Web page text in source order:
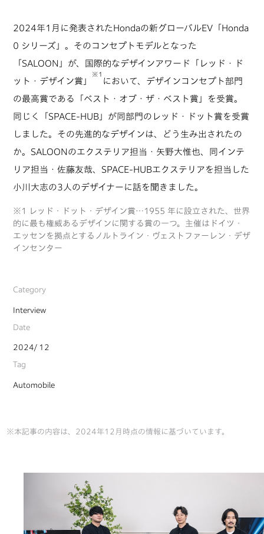
Category
Interview
Date
2024/ 12
Tag
Automobile
2024年1月に発表されたHondaの新グローバルEV「Honda
0 シリーズ」。そのコンセプトモデルとなった
「SALOON」が、国際的なデザインアワード「レッド・ド
ット・デザイン賞」
※1
において、デザインコンセプト部門
の最高賞である「ベスト・オブ・ザ・ベスト賞」を受賞。
同じく「SPACE-HUB」が同部門のレッド・ドット賞を受賞
しました。その先進的なデザインは、どう生み出されたの
か。SALOONのエクステリア担当・矢野大惟也、同インテ
リア担当・佐藤友哉、SPACE-HUBエクステリアを担当した
小川大志の3人のデザイナーに話を聞きました。
※1 レッド・ドット・デザイン賞…1955 年に設立された、世界
的に最も権威あるデザインに関する賞の一つ。主催はドイツ・
エッセンを拠点とするノルトライン・ヴェストファーレン・デザ
インセンター
※本記事の内容は、2024年12月時点の情報に基づいています。